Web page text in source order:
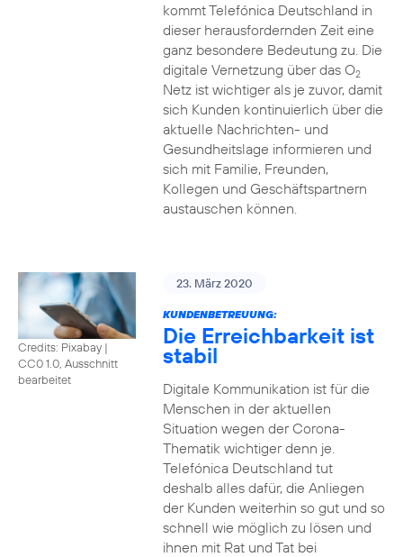
kommt Telefónica Deutschland in
dieser herausfordernden Zeit eine
ganz besondere Bedeutung zu. Die
digitale Vernetzung über das O2
Netz ist wichtiger als je zuvor, damit
sich Kunden kontinuierlich über die
aktuelle Nachrichten- und
Gesundheitslage informieren und
sich mit Familie, Freunden,
Kollegen und Geschäftspartnern
austauschen können.
Credits: Pixabay |
CC0 1.0, Ausschnitt
bearbeitet
23. März 2020
KUNDENBETREUUNG:
Die Erreichbarkeit ist
stabil
Digitale Kommunikation ist für die
Menschen in der aktuellen
Situation wegen der Corona-
Thematik wichtiger denn je.
Telefónica Deutschland tut
deshalb alles dafür, die Anliegen
der Kunden weiterhin so gut und so
schnell wie möglich zu lösen und
ihnen mit Rat und Tat bei